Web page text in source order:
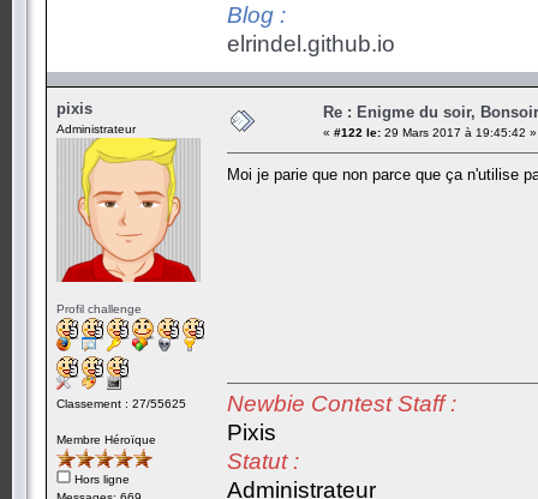
Blog :
elrindel.github.io
pixis
Administrateur
Profil challenge
Classement : 27/55625
Membre Héroïque
Hors ligne
Re : Enigme du soir,
« #122 le: 29 Mars 2017 à 19:45:42 »
Moi je parie que non parce que ça n'utilise
Newbie Contest Staff :
Pixis
Statut :
Administrateur